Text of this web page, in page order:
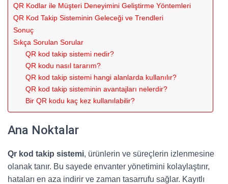
QR Kodlar ile Müşteri Deneyimini Geliştirme Yöntemleri
QR Kod Takip Sisteminin Geleceği ve Trendleri
Sonuç
Sıkça Sorulan Sorular
QR kod takip sistemi nedir?
QR kodu nasıl tararım?
QR kod takip sistemi hangi alanlarda kullanılır?
QR kod takip sisteminin avantajları nelerdir?
Bir QR kodu kaç kez kullanılabilir?
Ana Noktalar
Qr kod takip sistemi, ürünlerin ve süreçlerin izlenmesine
olanak tanır. Bu sayede envanter yönetimini kolaylaştırır,
hataları en aza indirir ve zaman tasarrufu sağlar. Kayıtlı